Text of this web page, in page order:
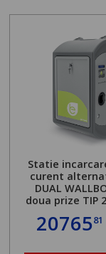
Statie
curent
DUAL
doua prize TIP
2076581